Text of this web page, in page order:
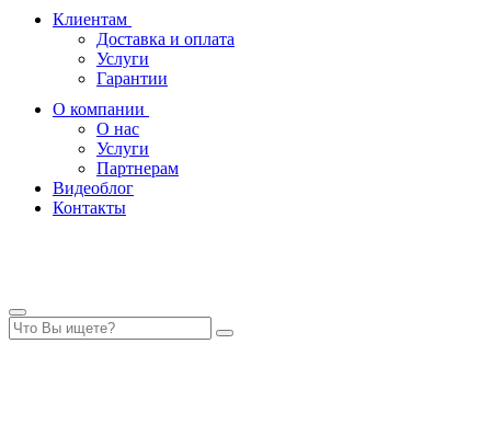
Клиентам
Доставка и оплата
Услуги
Гарантии
О компании
О нас
Услуги
Партнерам
Видеоблог
Контакты